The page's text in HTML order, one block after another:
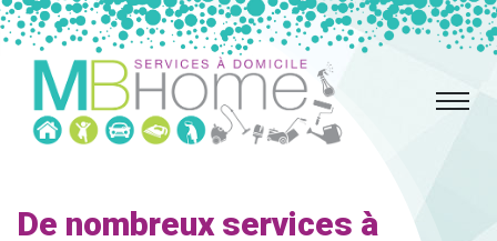
De nombreux services à